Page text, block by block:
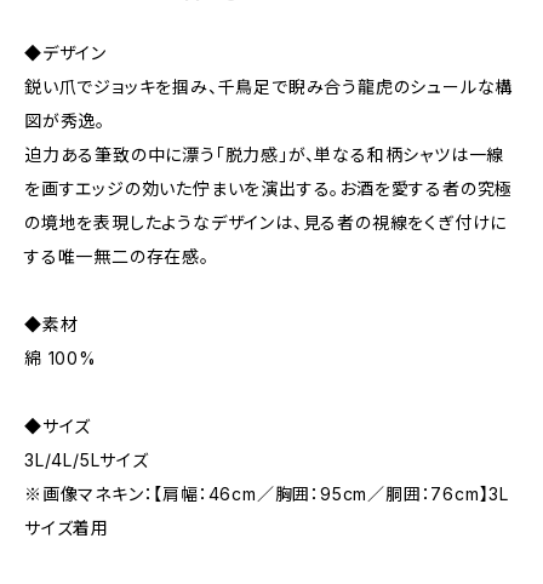
◆デザイン
鋭い爪でジョッキを掴み、千鳥足で睨み合う龍虎のシュールな構
図が秀逸。
迫力ある筆致の中に漂う「脱力感」が、単なる和柄シャツは一線
を画すエッジの効いた佇まいを演出する。お酒を愛する者の究極
の境地を表現したようなデザインは、見る者の視線をくぎ付けに
する唯一無二の存在感。
◆素材
綿 100%
◆サイズ
3L/4L/5Lサイズ
※画像マネキン：【肩幅：46cm／胸囲：95cm／胴囲：76cm】3L
サイズ着用